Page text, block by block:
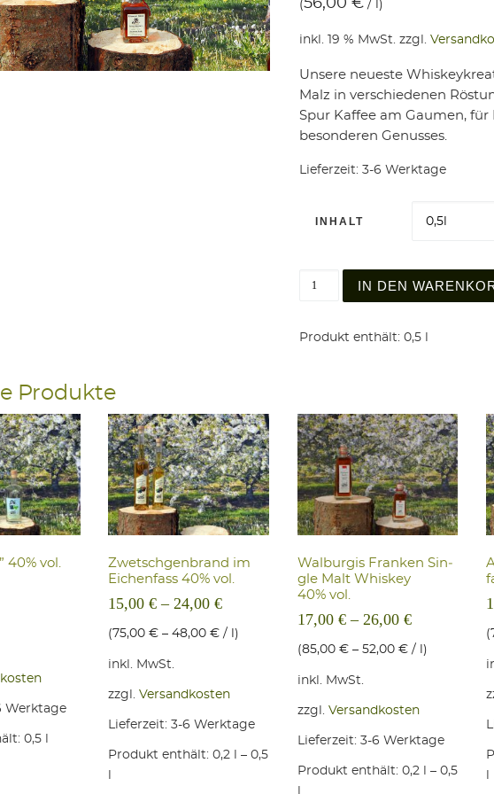
(56,00 € / )
inkl. 19 % MwSt. zzgl.
Unsere neueste
Malz in verschiedenen
Spur Kaffee am Gaumen, für
besonderen Genusses.
Lieferzeit: 3-6 Werktage
INHALT
IN DEN
Produkt enthält: 0,5
Produkte
40% vol.
Werktage
0,5
Dieses Produkt weist mehrere Varianten auf. Die Optionen können auf der Produktseite
Zwetsch­ge­n­brand im
Eichen­fass 40% vol.
15,00€ –24,00€
(75,00€ –48,00€ / )
inkl. MwSt.
zzgl.Versandkosten
Lieferzeit:3-6 Werktage
Produkt enthält: 0,2
– 0,5
Wal­bur­gis Fran­ken Sin­
gle Malt Whis­key
40% vol.
17,00 €– 26,00 €
(85,00 €– 52,00 €/ )
inkl. MwSt.
zzgl. Versandkosten
Lieferzeit: 3-6 Werktage
Produkt enthält: 0,2
– 0,5
(